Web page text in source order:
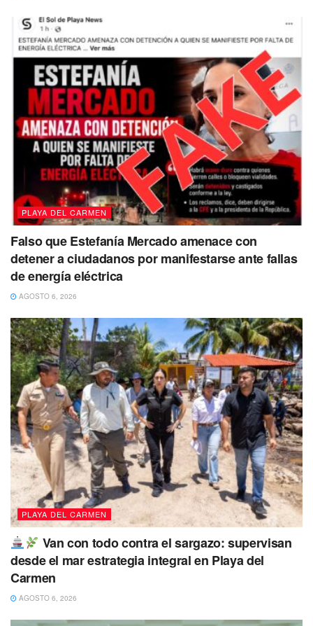
Chicago condenados a muerte por su participación en
una huelga que inició el 1 de mayo de 1886 en Estados
Unidos. La huelga en la minera en Cananea, Sonora
estalló el 1 de junio de 1906, usando el gobierno a
cuerpos represivos de los Estados Unidos.
No puedes dejar de Leer
PLAYA DEL CARMEN
Falso que Estefanía Mercado amenace con
detener a ciudadanos por manifestarse ante fallas
de energía eléctrica
AGOSTO 6, 2026
PLAYA DEL CARMEN
Van con todo contra el sargazo: supervisan
desde el mar estrategia integral en Playa del
Carmen
AGOSTO 6, 2026